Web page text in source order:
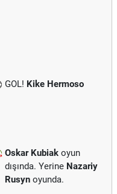
GOL! Kike Hermoso
Oskar Kubiak oyun
dışında. Yerine Nazariy
Rusyn oyunda.